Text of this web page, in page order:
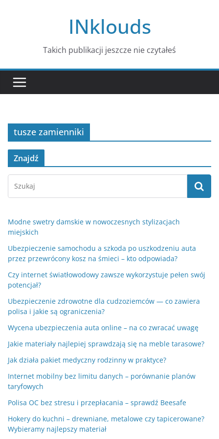
INklouds
Takich publikacji jeszcze nie czytałeś
tusze zamienniki
Znajdź
Modne swetry damskie w nowoczesnych stylizacjach
miejskich
Ubezpieczenie samochodu a szkoda po uszkodzeniu auta
przez przewrócony kosz na śmieci – kto odpowiada?
Czy internet światłowodowy zawsze wykorzystuje pełen swój
potencjał?
Ubezpieczenie zdrowotne dla cudzoziemców — co zawiera
polisa i jakie są ograniczenia?
Wycena ubezpieczenia auta online – na co zwracać uwagę
Jakie materiały najlepiej sprawdzają się na meble tarasowe?
Jak działa pakiet medyczny rodzinny w praktyce?
Internet mobilny bez limitu danych – porównanie planów
taryfowych
Polisa OC bez stresu i przepłacania – sprawdź Beesafe
Hokery do kuchni – drewniane, metalowe czy tapicerowane?
Wybieramy najlepszy materiał